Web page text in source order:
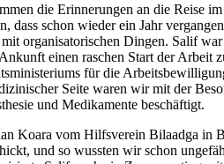
die Erinnerungen an die Reise
dass schon wieder ein Jahr
organisatorischen Dingen. Salif
einen raschen Start der Arbeit
für die
Seite waren wir mit der
und Medikamente beschäftigt.
Koara vom Hilfsverein Bilaadga in
und so wussten wir schon